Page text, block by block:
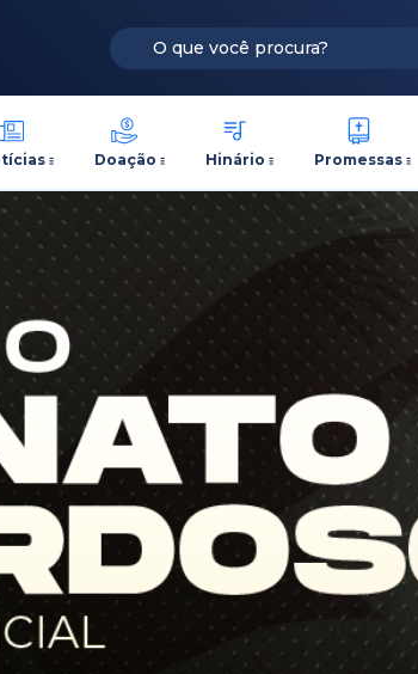
Doação Hinário Promessas